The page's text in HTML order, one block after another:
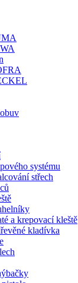
systému
střech
a krepovací kleště
kladívka